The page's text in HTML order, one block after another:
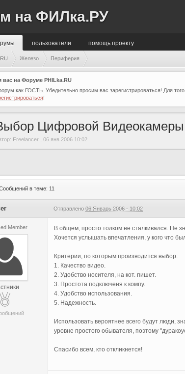
на ФИЛка.РУ
помощь проекту
пользователи
Железо Периферия
вас на Форуме PHILka.RU
как ГОСТЬ. Убедительно просим вас зарегистрироваться! Для
!
Цифровой Видеокамеры
Freelancer ,06 янв 2006 10:02
в теме: 11
Отправлено06 Январь 2006 - 10:02
Member
В общем, просто толком не сталкивался. Не
Хочется услышать впечатления, у кого что
Критерии, по которым производится выбор:
1. Качество видео.
2. Удобство носителя, на кот. пишет.
3. Простота подключеня к компу.
4. Удобство использования.
5. Надежность.
Использовать вероятнее всего будут люди,
уровне простого обывателя, поэтому
Спасибо всем, кто откликнется!